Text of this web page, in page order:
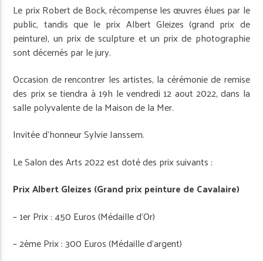
Le prix Robert de Bock, récompense les œuvres élues par le
public, tandis que le prix Albert Gleizes (grand prix de
peinture), un prix de sculpture et un prix de photographie
sont décernés par le jury.
Occasion de rencontrer les artistes, la cérémonie de remise
des prix se tiendra à 19h le vendredi 12 aout 2022, dans la
salle polyvalente de la Maison de la Mer.
Invitée d’honneur Sylvie Janssem.
Le Salon des Arts 2022 est doté des prix suivants :
Prix Albert Gleizes (Grand prix peinture de Cavalaire)
– 1er Prix : 450 Euros (Médaille d’Or)
– 2ème Prix : 300 Euros (Médaille d’argent)